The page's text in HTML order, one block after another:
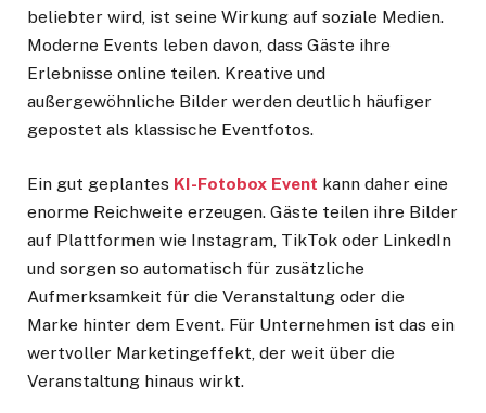
beliebter wird, ist seine Wirkung auf soziale Medien.
Moderne Events leben davon, dass Gäste ihre
Erlebnisse online teilen. Kreative und
außergewöhnliche Bilder werden deutlich häufiger
gepostet als klassische Eventfotos.
Ein gut geplantes KI-Fotobox Event kann daher eine
enorme Reichweite erzeugen. Gäste teilen ihre Bilder
auf Plattformen wie Instagram, TikTok oder LinkedIn
und sorgen so automatisch für zusätzliche
Aufmerksamkeit für die Veranstaltung oder die
Marke hinter dem Event. Für Unternehmen ist das ein
wertvoller Marketingeffekt, der weit über die
Veranstaltung hinaus wirkt.